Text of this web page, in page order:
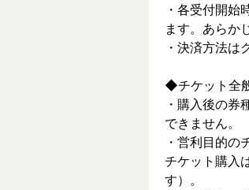
・各受付開始
ます。あらか
・決済方法は
◆チケット全
・購入後の券
できません。
・営利目的の
チケット購入
す）。